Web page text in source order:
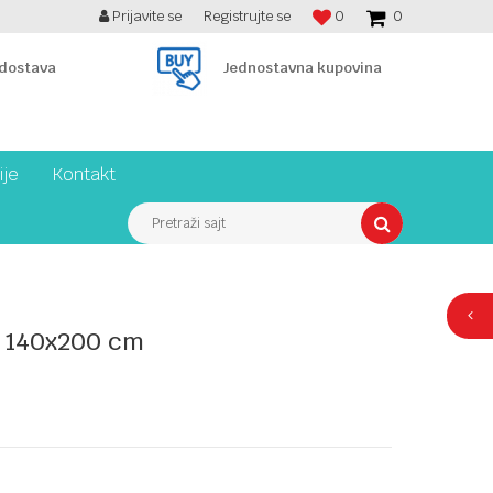
BESPLATNA ISPORUKA PREKO 7900 din! 0
0
Prijavite se Registrujte se
Jednostavna kupovina
Kontakt
Pretraži sajt
cm